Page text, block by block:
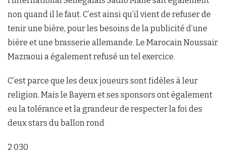
non quand il le faut. C’est ainsi qu’il vient de refuser de
tenir une bière, pour les besoins de la publicité d’une
bière et une brasserie allemande. Le Marocain Noussair
Mazraoui a également refusé un tel exercice.
C’est parce que les deux joueurs sont fidèles à leur
religion. Mais le Bayern et ses sponsors ont également
eu la tolérance et la grandeur de respecter la foi des
deux stars du ballon rond
2 030